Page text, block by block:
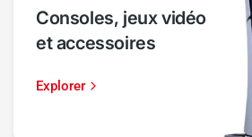
Consoles, jeux vidéo
et accessoires
Explorer